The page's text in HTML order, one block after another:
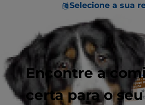
Selecione a sua
Encontre a
certa para o